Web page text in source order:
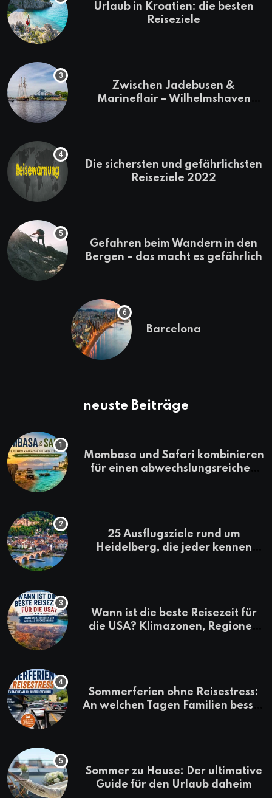
Urlaub in Kroatien: die besten
Reiseziele
Zwischen Jadebusen &
Marineflair – Wilhelmshaven
Die sichersten und gefährlichsten
Reiseziele 2022
Gefahren beim Wandern in den
Bergen – das macht es gefährlich
Barcelona
neuste Beiträge
Mombasa und Safari kombinieren
für einen abwechslungsreichen
25 Ausflugsziele rund um
Heidelberg, die jeder kennen
Wann ist die beste Reisezeit für
die USA? Klimazonen, Regionen
Sommerferien ohne Reisestress:
An welchen Tagen Familien besser
Sommer zu Hause: Der ultimative
Guide für den Urlaub daheim